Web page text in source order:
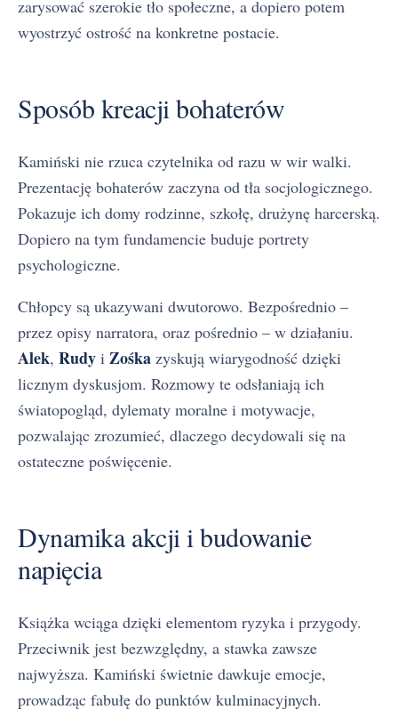
zarysować szerokie tło społeczne, a dopiero potem
wyostrzyć ostrość na konkretne postacie.
Sposób kreacji bohaterów
Kamiński nie rzuca czytelnika od razu w wir walki.
Prezentację bohaterów zaczyna od tła socjologicznego.
Pokazuje ich domy rodzinne, szkołę, drużynę harcerską.
Dopiero na tym fundamencie buduje portrety
psychologiczne.
Chłopcy są ukazywani dwutorowo. Bezpośrednio –
przez opisy narratora, oraz pośrednio – w działaniu.
Alek, Rudy i Zośka zyskują wiarygodność dzięki
licznym dyskusjom. Rozmowy te odsłaniają ich
światopogląd, dylematy moralne i motywacje,
pozwalając zrozumieć, dlaczego decydowali się na
ostateczne poświęcenie.
Dynamika akcji i budowanie
napięcia
Książka wciąga dzięki elementom ryzyka i przygody.
Przeciwnik jest bezwzględny, a stawka zawsze
najwyższa. Kamiński świetnie dawkuje emocje,
prowadząc fabułę do punktów kulminacyjnych.